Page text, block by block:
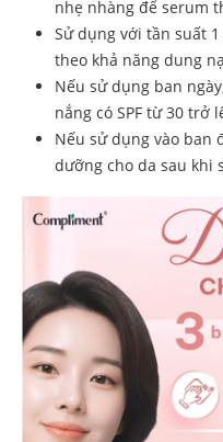
nhẹ nhàng để serum
Sử dụng với tần suất
theo khả năng dung
Nếu sử dụng ban
nắng có SPF từ 30 trở
Nếu sử dụng vào ban
dưỡng cho da sau khi